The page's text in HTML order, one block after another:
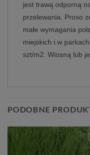
jest trawą odporną
przelewania. Proso
małe wymagania
miejskich i w
szt/m2. Wiosną lub
PODOBNE